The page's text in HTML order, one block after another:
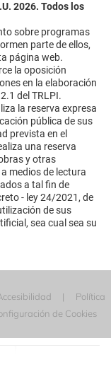
2026. Todos los
sobre programas
parte de ellos,
página web.
la oposición
en la elaboración
del TRLPI.
la reserva expresa
pública de sus
prevista en el
una reserva
y otras
medios de lectura
a tal fin de
- ley 24/2021, de
de sus
sea cual sea su
Política
de Cookies